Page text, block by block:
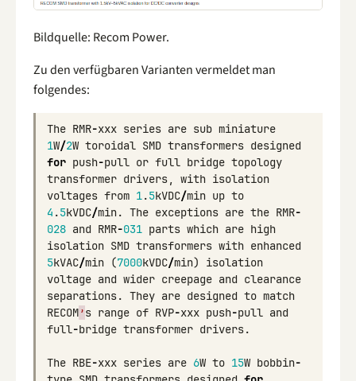
Bildquelle: Recom Power.
Zu den verfügbaren Varianten vermeldet man
folgendes:
The RMR-xxx series are sub miniature
1W/2W toroidal SMD transformers designed
for push-pull or full bridge topology
transformer drivers, with isolation
voltages from 1.5kVDC/min up to
4 .5kVDC/min. The exceptions are the RMR-
028 and RMR-031 parts which are high
isolation SMD transformers with enhanced
5kVAC/min (7000kVDC/min)
isolation
voltage and wider creepage and clearance
separations. They are designed to match
RECOM’s range of RVP-xxx push-pull and
full-bridge transformer drivers.
The RBE-xxx series are 6W to 15W bobbin-